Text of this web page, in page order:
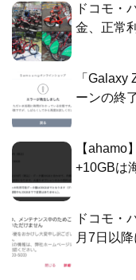
ドコモ・
金、正常
「
ーンの終
【ahamo
+10GBは
ドコモ・
月7日以